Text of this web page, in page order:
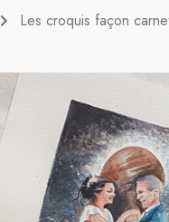
Les croquis façon